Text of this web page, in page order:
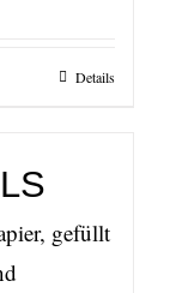
Details
gefüllt